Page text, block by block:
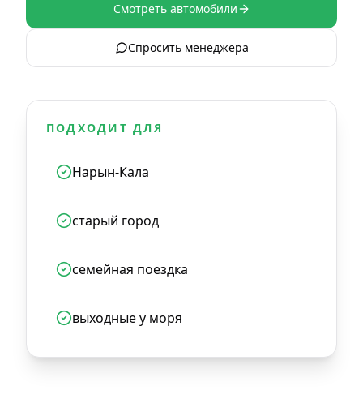
Смотреть автомобили
Спросить менеджера
ПОДХОДИТ ДЛЯ
Нарын-Кала
старый город
семейная поездка
выходные у моря